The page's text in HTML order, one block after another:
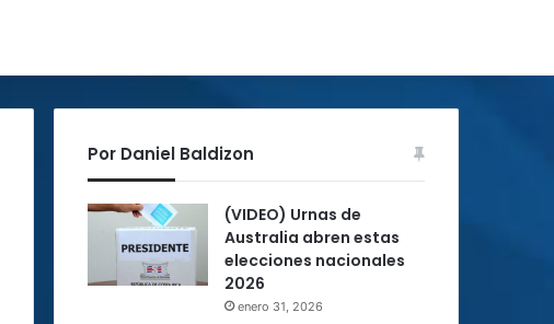
Por Daniel Baldizon
(VIDEO) Urnas de
Australia abren estas
elecciones nacionales
2026
enero 31, 2026